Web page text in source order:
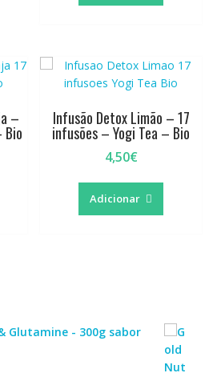
–
Bio
Infusão Detox Limão – 17
infusões – Yogi Tea – Bio
4,50€
Adicionar
Glutamine - 300g sabor